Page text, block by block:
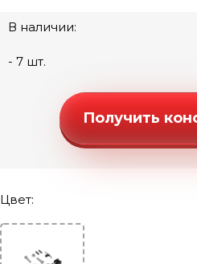
Сантехнические замки и
Сантехнические
Цилиндры
Накладки под цилиндр
Фурнитура для
DG 28-Щ Нижняя
DG 287 Верхняя
В наличии:
- 7 шт.
Цвет: